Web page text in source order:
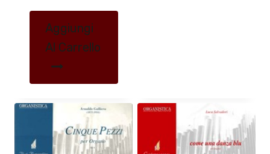
Aggiungi
Al Carrello